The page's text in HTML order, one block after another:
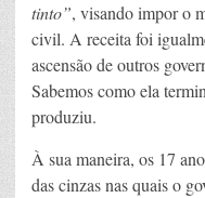
tinto”, visando impor o
civil. A receita foi
ascensão de outros
Sabemos como ela
produziu.
À sua maneira, os 17
das cinzas nas quais o